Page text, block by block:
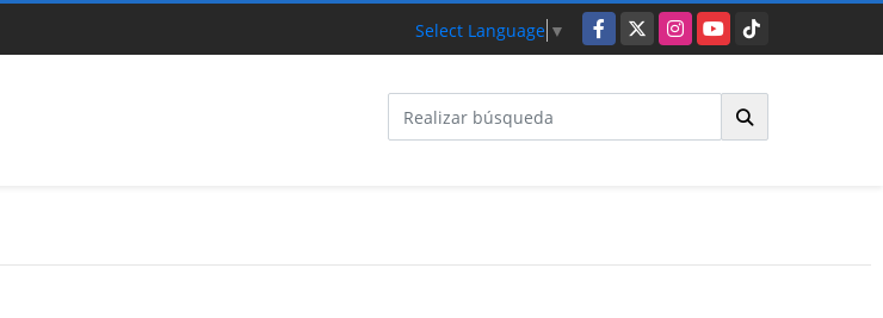
Select Language ▼ Facebook
X InstagramYouTubeTikTok